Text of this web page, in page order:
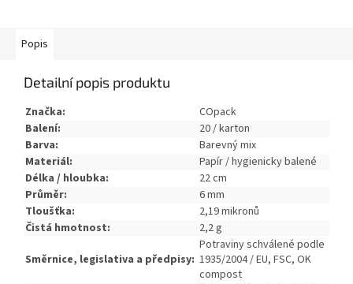
Popis
Detailní popis produktu
Značka:
COpack
Balení:
20 / karton
Barva:
Barevný mix
Materiál:
Papír / hygienicky balené
Délka / hloubka:
22 cm
Průměr:
6 mm
Tloušťka:
2,19 mikronů
Čistá hmotnost:
2,2 g
Směrnice, legislativa a předpisy:
Potraviny schválené podle
1935/2004 / EU, FSC, OK
compost